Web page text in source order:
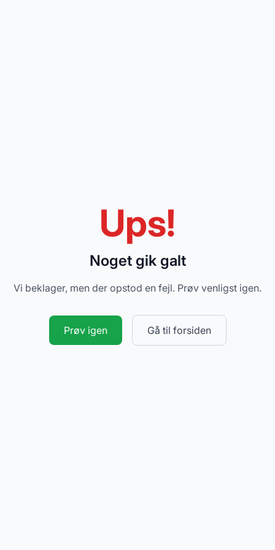
Ups!
Noget gik galt
Vi beklager, men der opstod en fejl. Prøv venligst igen.
Prøv igen Gå til forsiden